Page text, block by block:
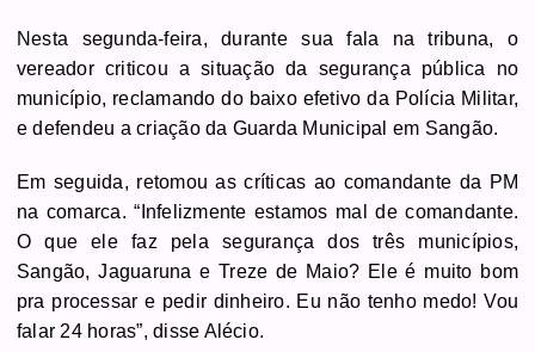
Nesta segunda-feira, durante sua fala na tribuna, o
vereador criticou a situação da segurança pública no
município, reclamando do baixo efetivo da Polícia Militar,
e defendeu a criação da Guarda Municipal em Sangão.
Em seguida, retomou as críticas ao comandante da PM
na comarca. “Infelizmente estamos mal de comandante.
O que ele faz pela segurança dos três municípios,
Sangão, Jaguaruna e Treze de Maio? Ele é muito bom
pra processar e pedir dinheiro. Eu não tenho medo! Vou
falar 24 horas”, disse Alécio.